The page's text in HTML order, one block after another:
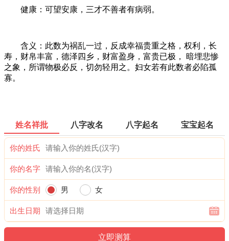
健康：可望安康，三才不善者有病弱。
含义：此数为祸乱一过，反成幸福贵重之格，权利，长
寿，财帛丰富，德泽四乡，财富盈身，富贵已极， 暗埋悲惨
之象，所谓物极必反，切勿轻用之。妇女若有此数者必陷孤
寡。
姓名祥批 八字改名 八字起名 宝宝起名
你的姓氏
你的名字
你的性别 男 女
出生日期